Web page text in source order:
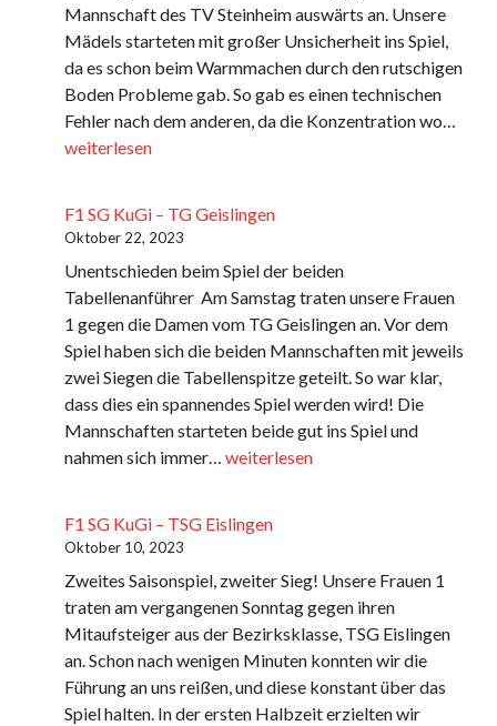
Mannschaft des TV Steinheim auswärts an. Unsere
Mädels starteten mit großer Unsicherheit ins Spiel,
da es schon beim Warmmachen durch den rutschigen
Boden Probleme gab. So gab es einen technischen
Fehler nach dem anderen, da die Konzentration wo…
weiterlesen
F1 SG KuGi – TG Geislingen
Oktober 22, 2023
Unentschieden beim Spiel der beiden
Tabellenanführer Am Samstag traten unsere Frauen
1 gegen die Damen vom TG Geislingen an. Vor dem
Spiel haben sich die beiden Mannschaften mit jeweils
zwei Siegen die Tabellenspitze geteilt. So war klar,
dass dies ein spannendes Spiel werden wird! Die
Mannschaften starteten beide gut ins Spiel und
nahmen sich immer… F1
–
Geislingen
weiterlesen
F1 SG KuGi – TSG Eislingen
Oktober 10, 2023
Zweites Saisonspiel, zweiter Sieg! Unsere Frauen 1
traten am vergangenen Sonntag gegen ihren
Mitaufsteiger aus der Bezirksklasse, TSG Eislingen
an. Schon nach wenigen Minuten konnten wir die
Führung an uns reißen, und diese konstant über das
Spiel halten. In der ersten Halbzeit erzielten wir